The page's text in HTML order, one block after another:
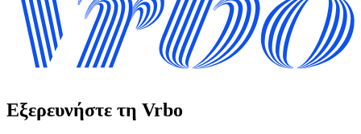
Εξερευνήστε τη Vrbo